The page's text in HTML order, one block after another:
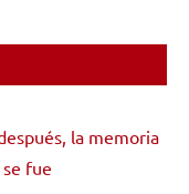
la memoria
fue